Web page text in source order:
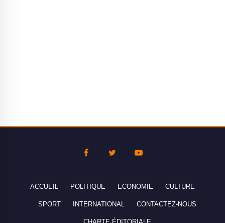
ACCUEIL POLITIQUE ECONOMIE CULTURE
SPORT INTERNATIONAL CONTACTEZ-NOUS